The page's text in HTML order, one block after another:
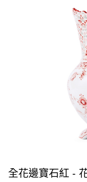
全花邊寶石紅 -